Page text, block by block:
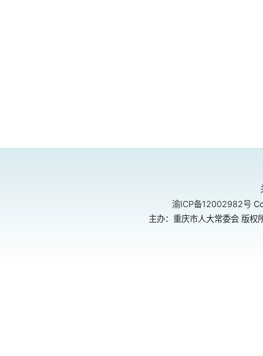
渝ICP备12002982号
主办：重庆市人大常委会 版